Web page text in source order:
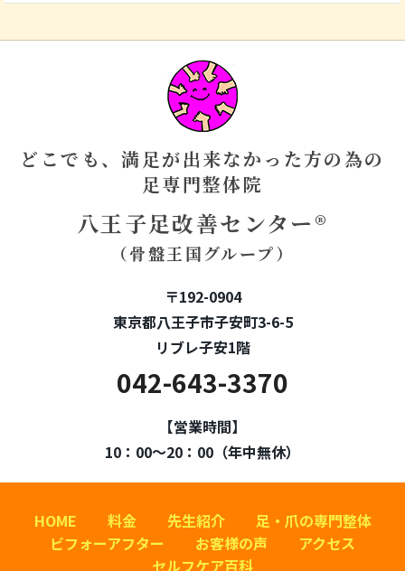
どこでも、満足が出来なかった方の為の
足専門整体院
八王子足改善センター®
（骨盤王国グループ）
〒192-0904
東京都八王子市子安町3-6-5
リブレ子安1階
042-643-3370
【営業時間】
10：00～20：00（年中無休）
HOME 料金 先生紹介
足・爪の専門整体
ビフォーアフター
お客様の声
アクセス
セルフケア百科